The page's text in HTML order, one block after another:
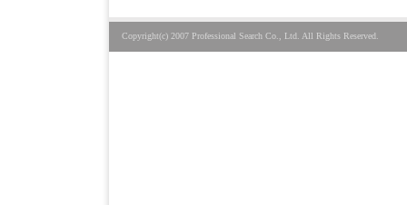
Copyright(c) 2007 Professional Search Co., Ltd. All Rights Reserved.